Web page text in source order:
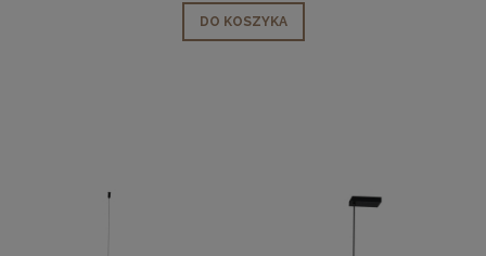
DO KOSZYKA